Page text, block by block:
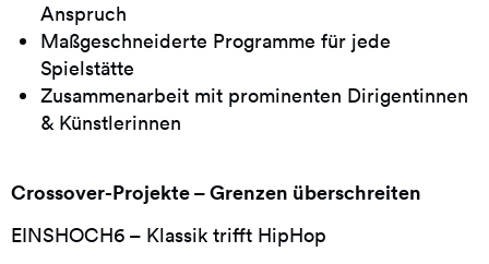
Anspruch
Maßgeschneiderte Programme für jede
Spielstätte
Zusammenarbeit mit prominenten Dirigentinnen
& Künstlerinnen
Crossover-Projekte – Grenzen überschreiten
EINSHOCH6 – Klassik trifft HipHop